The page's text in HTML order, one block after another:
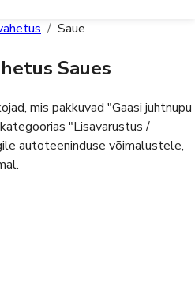
/ Saue
Saues
mis pakkuvad "Gaasi juhtnupu
"Lisavarustus /
autoteeninduse võimalustele,